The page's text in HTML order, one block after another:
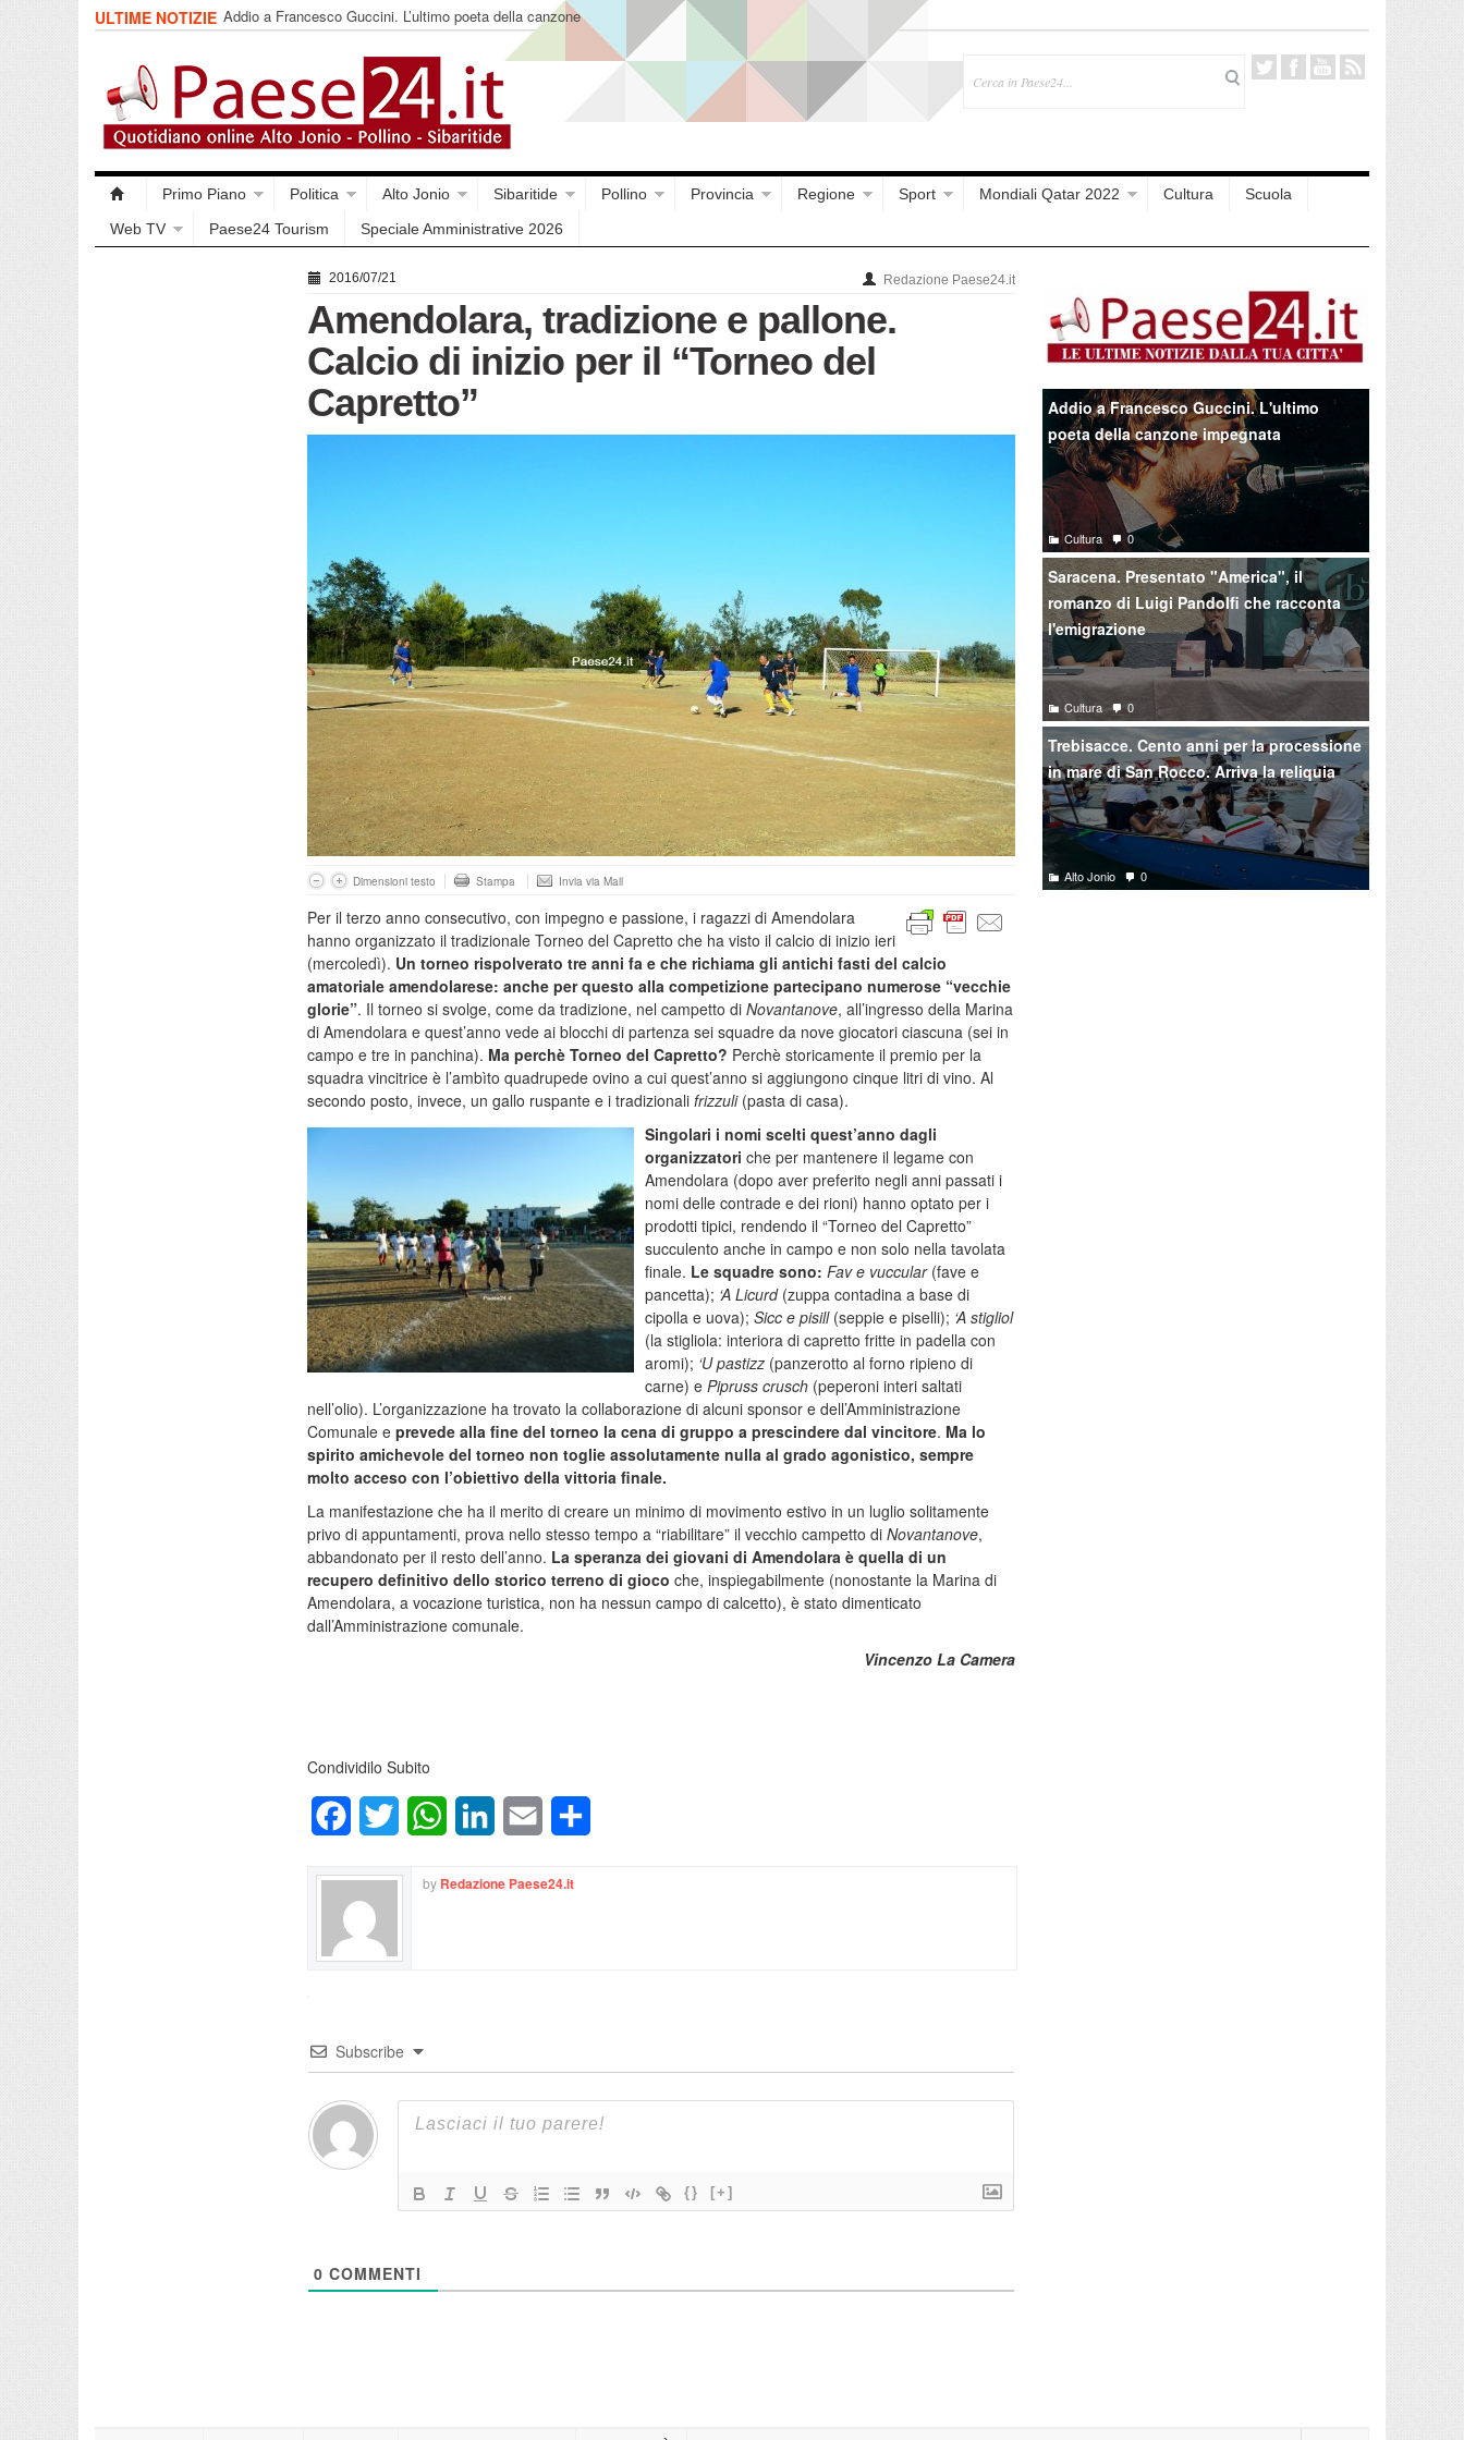
ULTIME NOTIZIE Addio a Francesco Guccini. L’ultimo poeta della canzone
impegnata
Primo Piano Politica Alto Jonio Sibaritide Pollino Provincia Regione Sport Mondiali Qatar 2022 Cultura
Scuola
Web TV
Paese24 Tourism Speciale Amministrative 2026
2016/07/21 Redazione Paese24.it
Amendolara, tradizione e pallone.
Calcio di inizio per il “Torneo del
Capretto”
Dimensioni testo Stampa Invia via Mail
Per il terzo anno consecutivo, con impegno e passione, i ragazzi di Amendolara
hanno organizzato il tradizionale Torneo del Capretto che ha visto il calcio di inizio ieri
(mercoledì). Un torneo rispolverato tre anni fa e che richiama gli antichi fasti del calcio
amatoriale amendolarese: anche per questo alla competizione partecipano numerose “vecchie
glorie”. Il torneo si svolge, come da tradizione, nel campetto di Novantanove, all’ingresso della Marina
di Amendolara e quest’anno vede ai blocchi di partenza sei squadre da nove giocatori ciascuna (sei in
campo e tre in panchina). Ma perchè Torneo del Capretto? Perchè storicamente il premio per la
squadra vincitrice è l’ambìto quadrupede ovino a cui quest’anno si aggiungono cinque litri di vino. Al
secondo posto, invece, un gallo ruspante e i tradizionali frizzuli (pasta di casa).
Singolari i nomi scelti quest’anno dagli
organizzatori che per mantenere il legame con
Amendolara (dopo aver preferito negli anni passati i
nomi delle contrade e dei rioni) hanno optato per i
prodotti tipici, rendendo il “Torneo del Capretto”
succulento anche in campo e non solo nella tavolata
finale. Le squadre sono: Fav e vuccular(fave e
pancetta); ‘A Licurd(zuppa contadina a base di
cipolla e uova); Sicc e pisill(seppie e piselli); ‘A stigliol
(la stigliola: interiora di capretto fritte in padella con
aromi); ‘U pastizz (panzerotto al forno ripieno di
carne) e Pipruss crusch (peperoni interi saltati
nell’olio). L’organizzazione ha trovato la collaborazione di alcuni sponsor e dell’Amministrazione
Comunale e prevede alla fine del torneo la cena di gruppo a prescindere dal vincitore. Ma lo
spirito amichevole del torneo non toglie assolutamente nulla al grado agonistico, sempre
molto acceso con l’obiettivo della vittoria finale.
La manifestazione che ha il merito di creare un minimo di movimento estivo in un luglio solitamente
privo di appuntamenti, prova nello stesso tempo a “riabilitare” il vecchio campetto di Novantanove,
abbandonato per il resto dell’anno. La speranza dei giovani di Amendolara è quella di un
recupero definitivo dello storico terreno di gioco che, inspiegabilmente (nonostante la Marina di
Amendolara, a vocazione turistica, non ha nessun campo di calcetto), è stato dimenticato
dall’Amministrazione comunale.
Vincenzo La Camera
Condividilo Subito
FacebookTwitter WhatsAppLinkedInEmail
by Redazione Paese24.it
Subscribe
{} [+]
0 COMMENTI
Addio a Francesco Guccini. L'ultimo
poeta della canzone impegnata
Cultura 0
Saracena. Presentato "America", il
romanzo di Luigi Pandolfi che racconta
l'emigrazione
Cultura 0
Trebisacce. Cento anni per la processione
in mare di San Rocco. Arriva la reliquia
Alto Jonio 0